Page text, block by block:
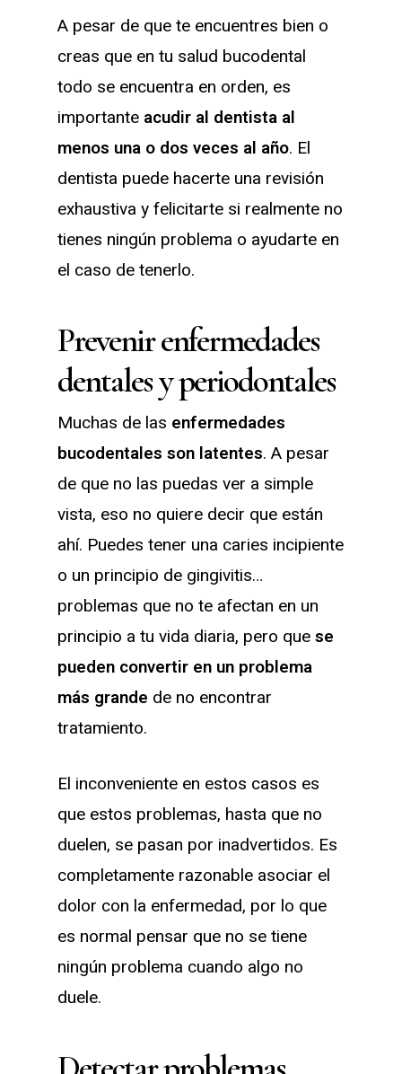
A pesar de que te encuentres bien o
creas que en tu salud bucodental
todo se encuentra en orden, es
importante acudir al dentista al
menos una o dos veces al año. El
dentista puede hacerte una revisión
exhaustiva y felicitarte si realmente no
tienes ningún problema o ayudarte en
el caso de tenerlo.
Prevenir enfermedades
dentales y periodontales
Muchas de las enfermedades
bucodentales son latentes. A pesar
de que no las puedas ver a simple
vista, eso no quiere decir que están
ahí. Puedes tener una caries incipiente
o un principio de gingivitis…
problemas que no te afectan en un
principio a tu vida diaria, pero quese
pueden convertir en un problema
más grande de no encontrar
tratamiento.
El inconveniente en estos casos es
que estos problemas, hasta que no
duelen, se pasan por inadvertidos. Es
completamente razonable asociar el
dolor con la enfermedad, por lo que
es normal pensar que no se tiene
ningún problema cuando algo no
duele.